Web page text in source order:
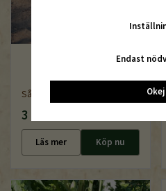
Såmaskin Earthway (1001-B)
3 500 kr
Läs mer Köp nu
Endast
Okej